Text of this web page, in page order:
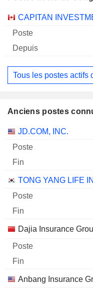
Sociétés Poste Début
CAPITAN
Tous les postes actifs
Anciens postes
Sociétés Poste
JD.COM, INC.
TONG YANG LIFE
Dajia Insurance
Anbang Insurance